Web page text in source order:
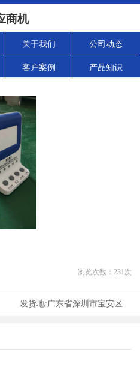
商机
关于我们 公司动态
客户案例 产品知识
浏览次数： 231次
发货地:广东省深圳市宝安区